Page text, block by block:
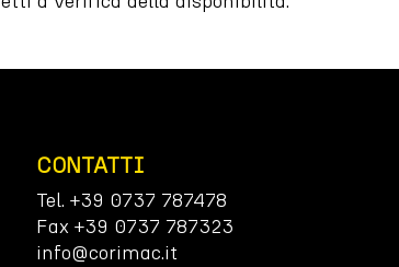
CONTATTI
Tel. +39 0737 787478
Fax +39 0737 787323
info@corimac.it